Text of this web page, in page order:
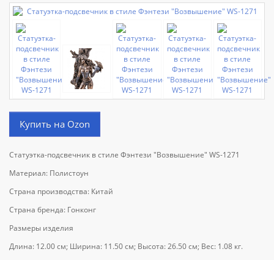
Купить на Ozon
Статуэтка-подсвечник в стиле Фэнтези "Возвышение" WS-1271
Материал: Полистоун
Страна производства: Китай
Страна бренда: Гонконг
Размеры изделия
Длина: 12.00 см; Ширина: 11.50 см; Высота: 26.50 см; Вес: 1.08 кг.